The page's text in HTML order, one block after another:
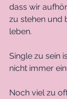
dass wir
zu stehen und
leben.
Single zu sein
nicht immer
Noch viel zu